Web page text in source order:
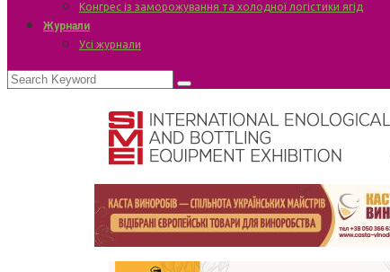
Конгрес із заморожування та холодної логістики ягід
Журнали
Усі журнали